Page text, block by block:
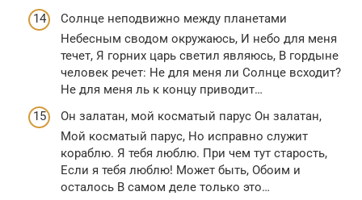
Солнце неподвижно между планетами
Небесным сводом окружаюсь, И небо для меня
течет, Я горних царь светил являюсь, В гордыне
человек речет: Не для меня ли Солнце всходит?
Не для меня ль к концу приводит…
Он залатан, мой косматый парус Он залатан,
Мой косматый парус, Но исправно служит
кораблю. Я тебя люблю. При чем тут старость,
Если я тебя люблю! Может быть, Обоим и
осталось В самом деле только это…